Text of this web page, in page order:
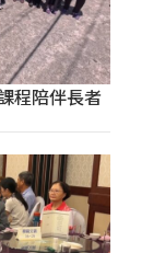
程陪伴長者